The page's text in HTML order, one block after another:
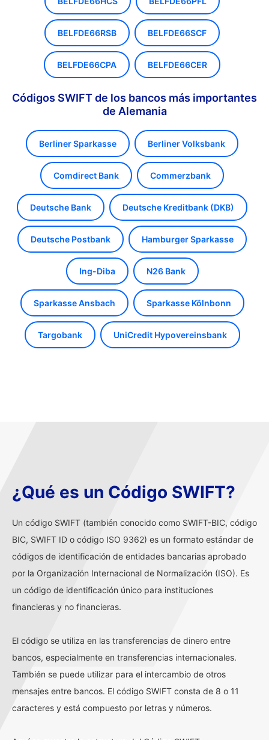
BELFDE66RSB BELFDE66SCF
BELFDE66CPA BELFDE66CER
Códigos SWIFT de los bancos más importantes
de Alemania
Berliner Sparkasse Berliner Volksbank
Comdirect Bank Commerzbank
Deutsche Bank Deutsche Kreditbank (DKB)
Deutsche Postbank Hamburger Sparkasse
Ing-Diba N26 Bank
Sparkasse Ansbach Sparkasse Kölnbonn
Targobank UniCredit Hypovereinsbank
¿Qué es un Código SWIFT?
Un código SWIFT (también conocido como SWIFT-BIC, código
BIC, SWIFT ID o código ISO 9362) es un formato estándar de
códigos de identificación de entidades bancarias aprobado
por la Organización Internacional de Normalización (ISO). Es
un código de identificación único para instituciones
financieras y no financieras.
El código se utiliza en las transferencias de dinero entre
bancos, especialmente en transferencias internacionales.
También se puede utilizar para el intercambio de otros
mensajes entre bancos. El código SWIFT consta de 8 o 11
caracteres y está compuesto por letras y números.